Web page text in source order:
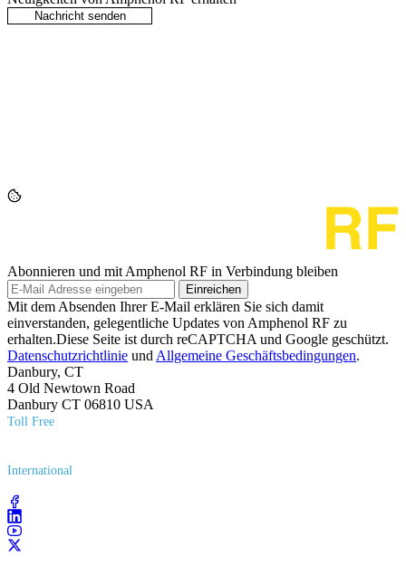
Abonnieren und mit Amphenol RF in Verbindung bleiben
Einreichen
Mit dem Absenden Ihrer E-Mail erklären Sie sich damit
einverstanden, gelegentliche Updates von Amphenol RF zu
erhalten.Diese Seite ist durch reCAPTCHA und Google geschützt.
Datenschutzrichtlinie und Allgemeine Geschäftsbedingungen.
Danbury, CT
4 Old Newtown Road
Danbury CT 06810 USA
Toll Free
International